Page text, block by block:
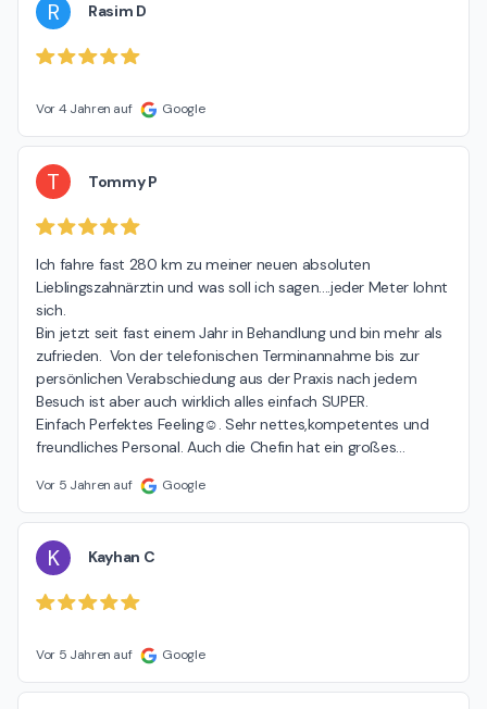
R Rasim D
Vor 4 Jahren auf Google
T Tommy P
Ich fahre fast 280 km zu meiner neuen absoluten
Lieblingszahnärztin und was soll ich sagen....jeder Meter lohnt
sich.
Bin jetzt seit fast einem Jahr in Behandlung und bin mehr als
zufrieden.  Von der telefonischen Terminannahme bis zur
persönlichen Verabschiedung aus der Praxis nach jedem
Besuch ist aber auch wirklich alles einfach SUPER.
Einfach Perfektes Feeling☺. Sehr nettes,kompetentes und
freundliches Personal. Auch die Chefin hat ein großes…
Vor 5 Jahren auf Google
K Kayhan C
Vor 5 Jahren auf Google